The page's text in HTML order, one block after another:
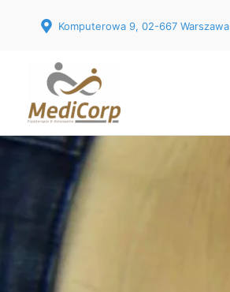
Komputerowa 9, 02-667 Warszawa